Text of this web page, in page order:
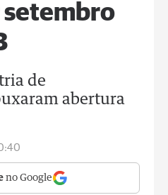
setembro
de
abertura
no Google